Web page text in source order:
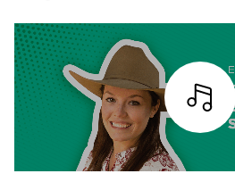
Kuulama